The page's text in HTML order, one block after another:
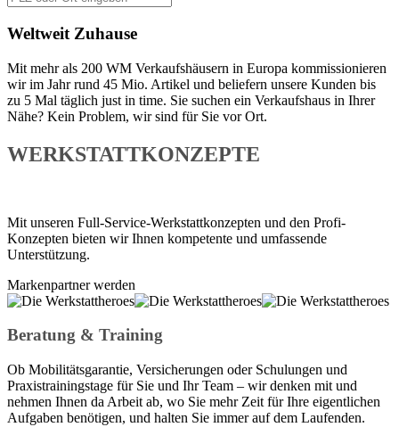
Weltweit Zuhause
Mit mehr als 200 WM Verkaufshäusern in Europa kommissionieren
wir im Jahr rund 45 Mio. Artikel und beliefern unsere Kunden bis
zu 5 Mal täglich just in time. Sie suchen ein Verkaufshaus in Ihrer
Nähe? Kein Problem, wir sind für Sie vor Ort.
WERKSTATTKONZEPTE
Mit unseren Full-Service-Werkstattkonzepten und den Profi-
Konzepten bieten wir Ihnen kompetente und umfassende
Unterstützung.
Markenpartner werden
Beratung & Training
Ob Mobilitätsgarantie, Versicherungen oder Schulungen und
Praxistrainingstage für Sie und Ihr Team – wir denken mit und
nehmen Ihnen da Arbeit ab, wo Sie mehr Zeit für Ihre eigentlichen
Aufgaben benötigen, und halten Sie immer auf dem Laufenden.